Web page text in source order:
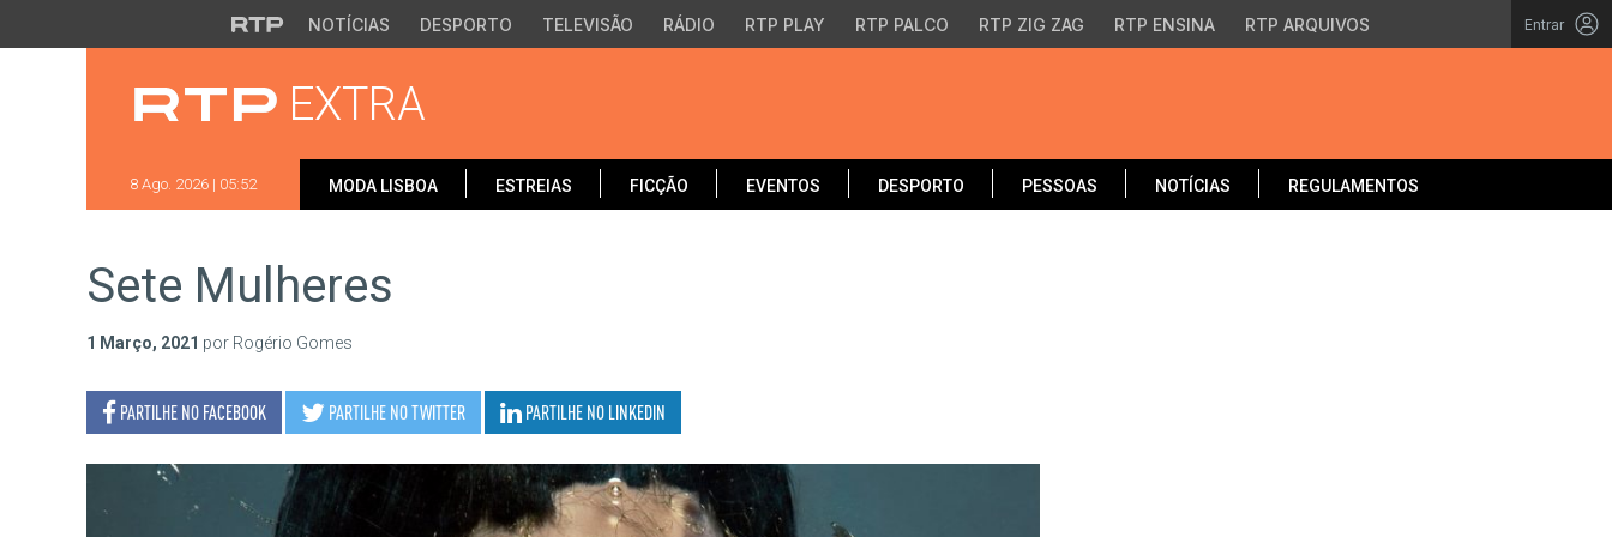
Saltar para o conteúdo principal
NOTÍCIAS DESPORTO TELEVISÃO RÁDIO RTP PLAY RTP PALCO RTP ZIG ZAG RTP ENSINA RTP ARQUIVOS Entrar
EXTRA
8 Ago. 2026 | 05:52 MODA LISBOA ESTREIAS FICÇÃO EVENTOS DESPORTO PESSOAS NOTÍCIAS REGULAMENTOS
Sete Mulheres
1 Março, 2021 por Rogério Gomes
PARTILHE NO FACEBOOK PARTILHE NOTWITTER PARTILHE NO LINKEDIN